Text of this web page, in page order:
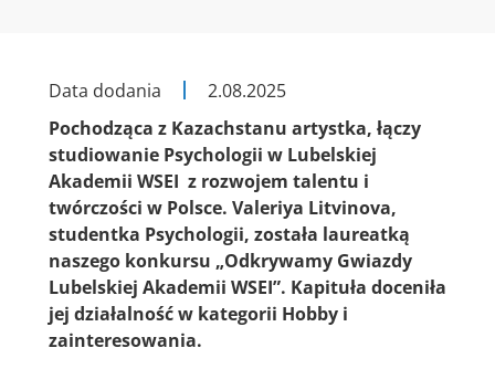
Data dodania
2.08.2025
Pochodząca z Kazachstanu artystka, łączy
studiowanie Psychologii w Lubelskiej
Akademii WSEI z rozwojem talentu i
twórczości w Polsce. Valeriya Litvinova,
studentka Psychologii, została laureatką
naszego konkursu „Odkrywamy Gwiazdy
Lubelskiej Akademii WSEI”. Kapituła doceniła
jej działalność w kategorii Hobby i
zainteresowania.